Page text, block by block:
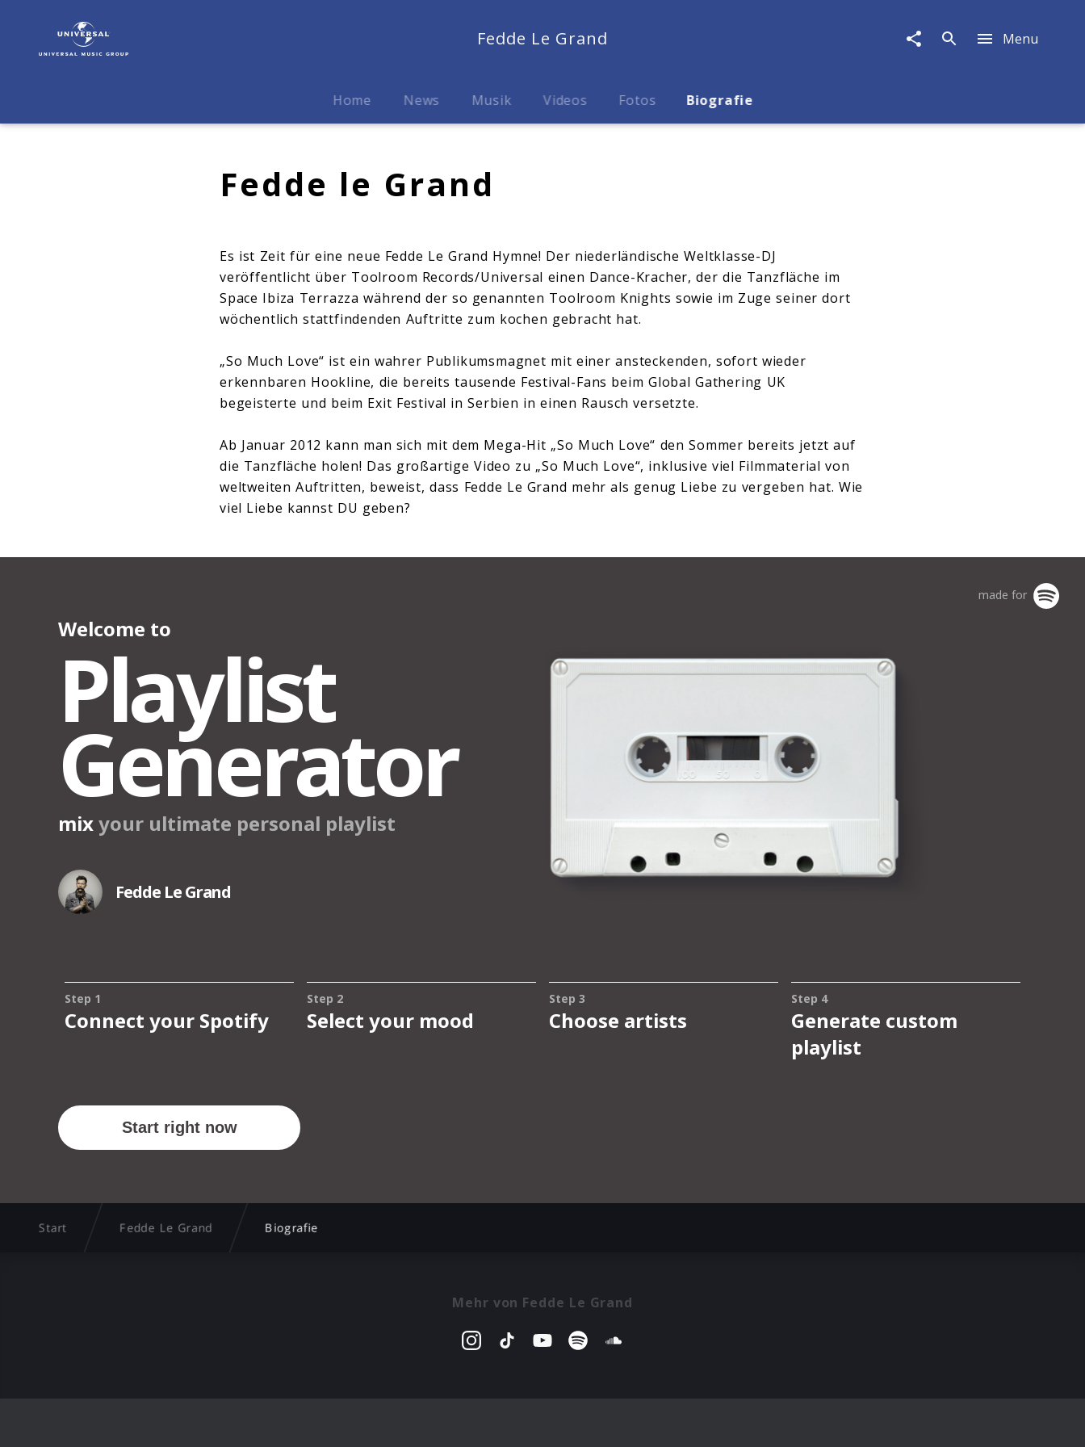
Grand
Fedde Le Grand Menu
Home News Musik Videos Fotos Biografie
Fedde le Grand
Es ist Zeit für eine neue Fedde Le Grand Hymne! Der niederländische Weltklasse-DJ
veröffentlicht über Toolroom Records/Universal einen Dance-Kracher, der die Tanzfläche im
Space Ibiza Terrazza während der so genannten Toolroom Knights sowie im Zuge seiner dort
wöchentlich stattfindenden Auftritte zum kochen gebracht hat.
„So Much Love“ ist ein wahrer Publikumsmagnet mit einer ansteckenden, sofort wieder
erkennbaren Hookline, die bereits tausende Festival-Fans beim Global Gathering UK
begeisterte und beim Exit Festival in Serbien in einen Rausch versetzte.
Ab Januar 2012 kann man sich mit dem Mega-Hit „So Much Love“ den Sommer bereits jetzt auf
die Tanzfläche holen! Das großartige Video zu „So Much Love“, inklusive viel Filmmaterial von
weltweiten Auftritten, beweist, dass Fedde Le Grand mehr als genug Liebe zu vergeben hat. Wie
viel Liebe kannst DU geben?
Start Fedde Le Grand Biografie
Mehr von Fedde Le Grand